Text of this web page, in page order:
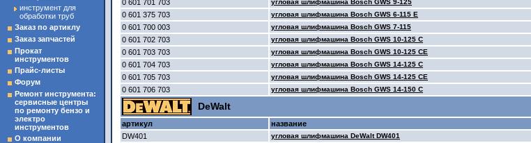
0 601 701 703
угловая шлифмашина Bosch GWS 9-125
0 601 375 703
угловая шлифмашина Bosch GWS 6-115 E
0 601 700 003
угловая шлифмашина Bosch GWS 7-115
0 601 702 703
угловая шлифмашина Bosch GWS 10-125 C
0 601 703 703
угловая шлифмашина Bosch GWS 10-125 CE
0 601 704 703
угловая шлифмашина Bosch GWS 14-125 C
0 601 705 703
угловая шлифмашина Bosch GWS 14-125 CE
0 601 706 703
угловая шлифмашина Bosch GWS 14-150 C
DeWalt
артикул название
DW401
угловая шлифмашина DeWalt DW401
инструмент для
обработки труб
Заказ по артиклу
Заказ запчастей
Прокат
инструментов
Прайс-листы
Форум
Ремонт инструмента:
сервисные центры
по ремонту бензо и
электро
инструментов
О компании